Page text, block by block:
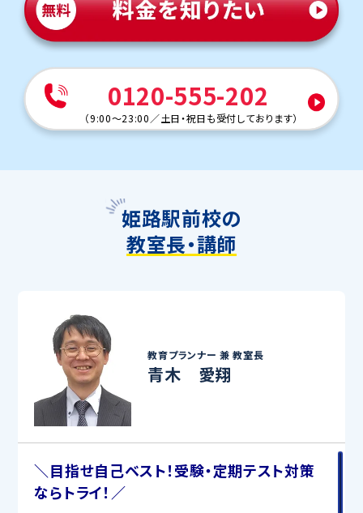
0120-555-202
（9:00～23:00 ／土日・祝日も受付しております）
姫路駅前校の
教室長・講師
教育プランナー 兼教室長
青木 愛翔
＼目指せ自己ベスト！受験・定期テスト対策
ならトライ！／